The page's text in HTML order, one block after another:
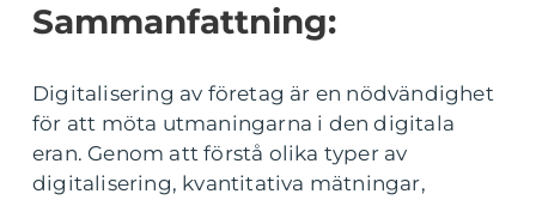
Sammanfattning:
Digitalisering av företag är en nödvändighet
för att möta utmaningarna i den digitala
eran. Genom att förstå olika typer av
digitalisering, kvantitativa mätningar,